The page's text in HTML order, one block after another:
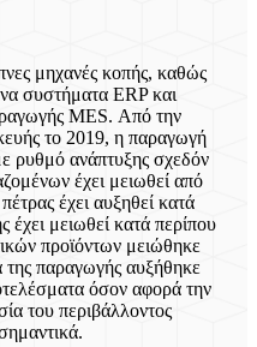
μηχανές κοπής, καθώς
συστήματα ERP και
MES. Από την
το 2019, η παραγωγή
ρυθμό ανάπτυξης σχεδόν
έχει μειωθεί από
έχει αυξηθεί κατά
μειωθεί κατά περίπου
προϊόντων μειώθηκε
της παραγωγής αυξήθηκε
όσον αφορά την
του περιβάλλοντος